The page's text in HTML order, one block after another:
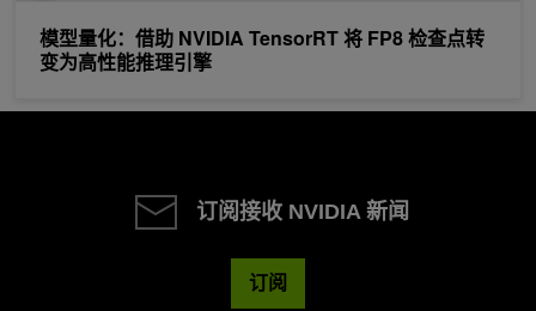
模型量化：借助 NVIDIA TensorRT 将 FP8 检查点转
变为高性能推理引擎
订阅接收 NVIDIA 新闻
订阅